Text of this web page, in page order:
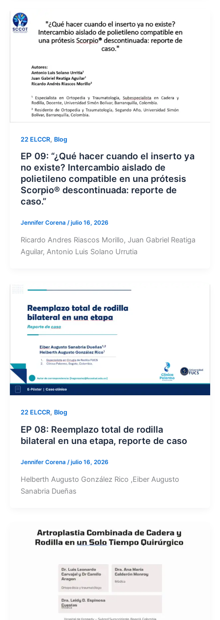
22 ELCCR, Blog
EP 09: “¿Qué hacer cuando el inserto ya
no existe? Intercambio aislado de
polietileno compatible en una prótesis
Scorpio® descontinuada: reporte de
caso.”
Jennifer Corena /julio 16, 2026
Ricardo Andres Riascos Morillo, Juan Gabriel Reatiga
Aguilar, Antonio Luis Solano Urrutia
22 ELCCR, Blog
EP 08: Reemplazo total de rodilla
bilateral en una etapa, reporte de caso
Jennifer Corena /julio 16, 2026
Helberth Augusto González Rico ,Eiber Augusto
Sanabria Dueñas